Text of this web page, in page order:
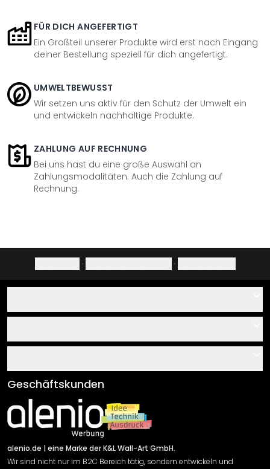
FÜR DICH ANGEFERTIGT
Ein Großteil unserer Produkte wird erst nach Eingang
deiner Bestellung speziell für dich angefertigt.
UMWELTBEWUSST
Wir setzen uns aktiv für den Schutz der Umwelt ein
und entwickeln nachhaltige Produkte.
ZAHLUNG AUF RECHNUNG
Bei uns hast du eine große Auswahl an
Zahlungsmodalitäten. Auch die Zahlung auf
Rechnung.
· ·
Über uns
Klebe- und Montageanleitungen
Newsletter An-/Abmeldung
Sendungsverfolgung
AGB
Impressum
Versand & Zahlung
Rücksendung
Widerrufsrecht
Geschäftskunden
alenio.de | eine Marke der K&L Wall-Art GmbH.
Wir sind nicht nur im B2C Bereich tätig, sondern entwickeln und